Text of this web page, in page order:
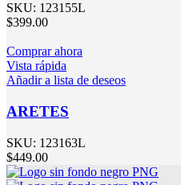
SKU: 123155L
$399.00
Comprar ahora
Vista rápida
Añadir a lista de deseos
ARETES
SKU: 123163L
$449.00